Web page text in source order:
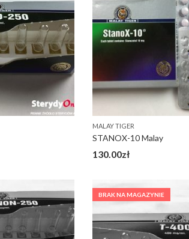
MALAY TIGER
STANOX-10 Malay
130.00zł
BRAK NA MAGAZYNIE